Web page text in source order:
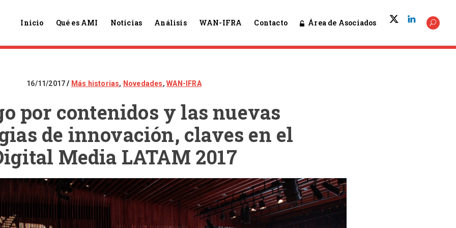
Inicio Qué es AMI Noticias Análisis WAN-IFRA Contacto Área de Asociados
16/11/2017 Más historias, Novedades,WAN-IFRA
por contenidos y las nuevas
de innovación, claves en el
Media LATAM 2017